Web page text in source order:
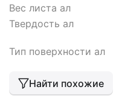
Вес листа ал
Твердость ал
Тип поверхности ал
Найти похожие